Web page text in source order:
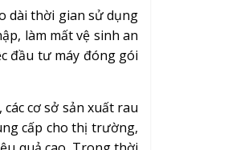
dài thời gian sử dụng
làm mất vệ sinh an
đầu tư máy đóng gói
cơ sở sản xuất rau
cấp cho thị trường,